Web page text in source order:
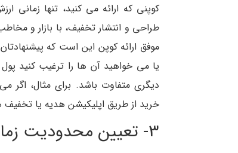
کوپنی که ارائه می کنید، تنها زمانی
طراحی و انتشار تخفیف، با بازار و
موفق ارائه کوپن این است که
یا می خواهید آن ها را ترغیب کنید
دیگری متفاوت باشد. برای مثال، اگر
خرید از طریق اپلیکیشن هدیه یا تخفیف
3- تعیین محدودیت زمانی